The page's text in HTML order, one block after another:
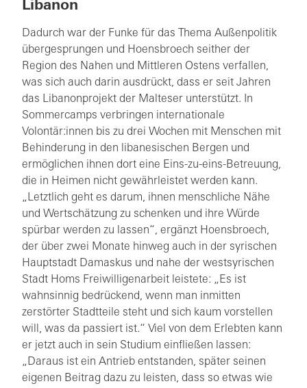
Libanon
Dadurch war der Funke für das Thema Außenpolitik
übergesprungen und Hoensbroech seither der
Region des Nahen und Mittleren Ostens verfallen,
was sich auch darin ausdrückt, dass er seit Jahren
das Libanonprojekt der Malteser unterstützt. In
Sommercamps verbringen internationale
Volontär:innen bis zu drei Wochen mit Menschen mit
Behinderung in den libanesischen Bergen und
ermöglichen ihnen dort eine Eins-zu-eins-Betreuung,
die in Heimen nicht gewährleistet werden kann.
„Letztlich geht es darum, ihnen menschliche Nähe
und Wertschätzung zu schenken und ihre Würde
spürbar werden zu lassen“, ergänzt Hoensbroech,
der über zwei Monate hinweg auch in der syrischen
Hauptstadt Damaskus und nahe der westsyrischen
Stadt Homs Freiwilligenarbeit leistete: „Es ist
wahnsinnig bedrückend, wenn man inmitten
zerstörter Stadtteile steht und sich kaum vorstellen
will, was da passiert ist.“ Viel von dem Erlebten kann
er jetzt auch in sein Studium einfließen lassen:
„Daraus ist ein Antrieb entstanden, später seinen
eigenen Beitrag dazu zu leisten, dass so etwas wie